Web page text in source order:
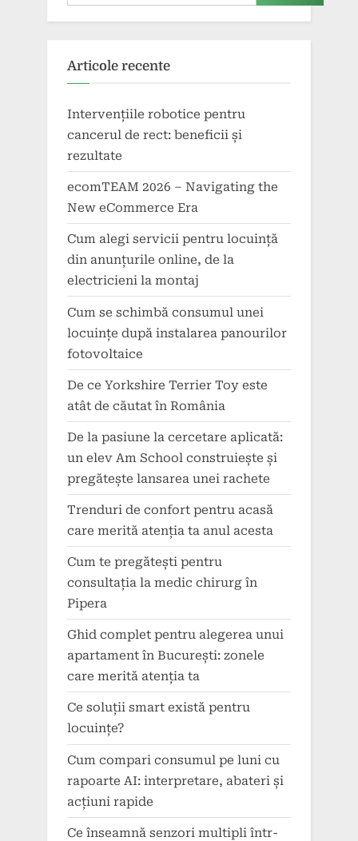
Articole recente
Intervențiile robotice pentru
cancerul de rect: beneficii și
rezultate
ecomTEAM 2026 – Navigating the
New eCommerce Era
Cum alegi servicii pentru locuință
din anunțurile online, de la
electricieni la montaj
Cum se schimbă consumul unei
locuințe după instalarea panourilor
fotovoltaice
De ce Yorkshire Terrier Toy este
atât de căutat în România
De la pasiune la cercetare aplicată:
un elev Am School construiește și
pregătește lansarea unei rachete
Trenduri de confort pentru acasă
care merită atenția ta anul acesta
Cum te pregătești pentru
consultația la medic chirurg în
Pipera
Ghid complet pentru alegerea unui
apartament în București: zonele
care merită atenția ta
Ce soluții smart există pentru
locuințe?
Cum compari consumul pe luni cu
rapoarte AI: interpretare, abateri și
acțiuni rapide
Ce înseamnă senzori multipli într-